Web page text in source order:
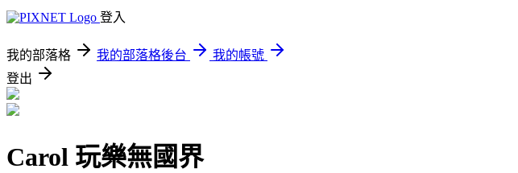
登入
我的部落格 我的部落格後台
我的帳號
登出
Carol 玩樂無國界